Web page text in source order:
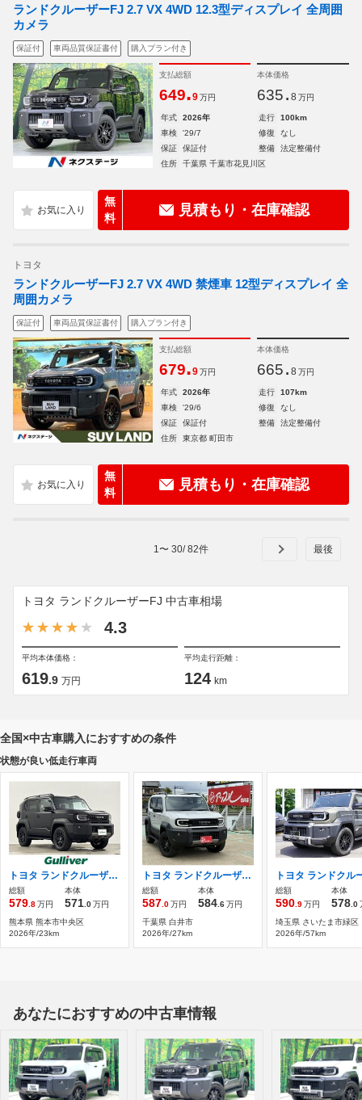
ランドクルーザーFJ 2.7 VX 4WD 12.3型ディスプレイ 全周囲
カメラ
保証付 車両品質保証書付 購入プラン付き
支払総額
649.9 万円
本体価格
635. 8 万円
年式 2026年 走行
100km
車検
'29/7 修復
なし
保証
保証付 整備
法定整備付
住所
千葉県 千葉市花見川区
無
料
見積もり・在庫確認
トヨタ
ランドクルーザーFJ 2.7 VX 4WD 禁煙車 12型ディスプレイ 全
周囲カメラ
保証付 車両品質保証書付 購入プラン付き
支払総額
679.9 万円
本体価格
665. 8 万円
年式 2026年 走行
107km
車検
'29/6 修復
なし
保証
保証付 整備
法定整備付
住所
東京都 町田市
無
料
見積もり・在庫確認
1 〜 30/82件
トヨタ ランドクルーザーFJ 中古車相場
4.3
平均本体価格：
619.9 万円
平均走行距離：
124 km
全国×中古車購入におすすめの条件
状態が良い低走行車両
トヨタ ランドクルーザーFJ 2.7 VX 4WD 4WD 本革シート
総額
579 .8万円
本体
571 .0万円
熊本県 熊本市中央区
2026年/23km
トヨタ ランドクルーザーFJ 2.7 VX 4WD 12.3インチディスプレイオーディオ・パノラ
総額
587 .0万円
本体
584 .6万円
千葉県 白井市
2026年/27km
総額
590 .9万円
本体
578 .0
埼玉県 さいたま市緑区
2026年/57km
あなたにおすすめの中古車情報